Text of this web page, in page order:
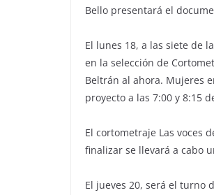
Bello presentará el
El lunes 18, a las siete de
en la selección de
Beltrán al ahora. Mujeres
proyecto a las 7:00 y 8:15
El cortometraje Las voces
finalizar se llevará a cabo
El jueves 20, será el turno